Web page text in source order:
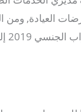
العيادة, ومن